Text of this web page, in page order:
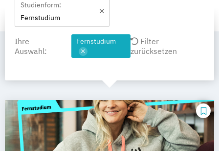
Studienform:
Fernstudium
Ihre
Auswahl:
Fernstudium
Filter
zurücksetzen